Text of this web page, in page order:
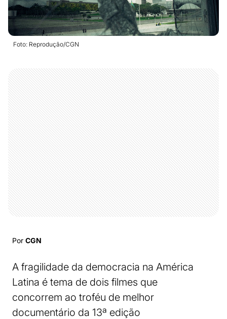
Foto: Reprodução/CGN
Por CGN
A fragilidade da democracia na América
Latina é tema de dois filmes que
concorrem ao troféu de melhor
documentário da 13ª edição